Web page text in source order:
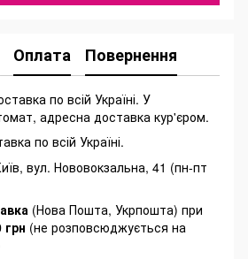
Оплата Повернення
по всій Україні. У
адресна доставка кур'єром.
по всій Україні.
вул. Нововокзальна, 41 (пн-пт
(Нова Пошта, Укрпошта) при
грн (не розповсюджується на